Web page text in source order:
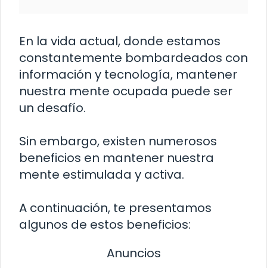
En la vida actual, donde estamos
constantemente bombardeados con
información y tecnología, mantener
nuestra mente ocupada puede ser
un desafío.
Sin embargo, existen numerosos
beneficios en mantener nuestra
mente estimulada y activa.
A continuación, te presentamos
algunos de estos beneficios:
Anuncios